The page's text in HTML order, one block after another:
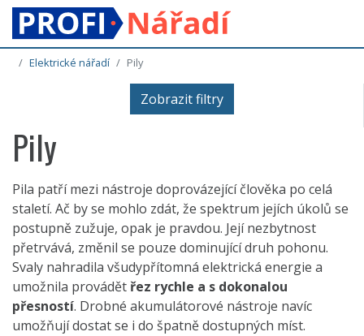
Elektrické nářadí Pily
Zobrazit filtry
Pily
Pila patří mezi nástroje doprovázející člověka po celá
staletí. Ač by se mohlo zdát, že spektrum jejích úkolů se
postupně zužuje, opak je pravdou. Její nezbytnost
přetrvává, změnil se pouze dominující druh pohonu.
Svaly nahradila všudypřítomná elektrická energie a
umožnila provádět řez rychle a s dokonalou
přesností. Drobné akumulátorové nástroje navíc
umožňují dostat se i do špatně dostupných míst.